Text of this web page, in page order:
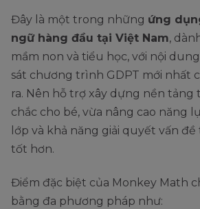
Đây là một trong những ứng
ngữ hàng đầu tại Việt Nam,
mầm non và tiểu học, với nội
sát chương trình GDPT mới nhất
ra. Nên hỗ trợ xây dựng nền tảng
chắc cho bé, vừa nâng cao năng
lớp và khả năng giải quyết vấn
tốt hơn.
Điểm đặc biệt của Monkey Math
bằng đa phương pháp như: